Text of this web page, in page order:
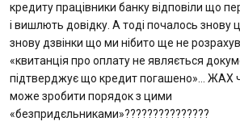
кредиту працівники банку відповіли що
і вишлють довідку. А тоді почалось знову
знову дзвінки що ми нібито ще не
«квитанція про оплату не являється
підтверджує що кредит погашено»… ЖАХ
може зробити порядок з цими
«безпридєльниками»???????????????